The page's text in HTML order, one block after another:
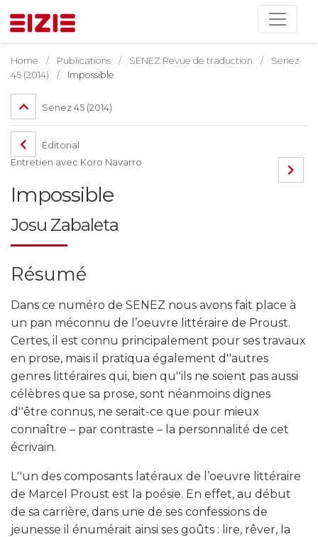
Home Publications SENEZ Revue de traduction
Senez
45 (2014)
Impossible
Senez 45 (2014)
Éditorial
Entretien avec Koro Navarro
Impossible
Josu Zabaleta
Résumé
Dans ce numéro de SENEZ nous avons fait place à
un pan méconnu de l’oeuvre littéraire de Proust.
Certes, il est connu principalement pour ses travaux
en prose, mais il pratiqua également d''autres
genres littéraires qui, bien qu''ils ne soient pas aussi
célèbres que sa prose, sont néanmoins dignes
d''être connus, ne serait-ce que pour mieux
connaître – par contraste – la personnalité de cet
écrivain.
L''un des composants latéraux de l’oeuvre littéraire
de Marcel Proust est la poésie. En effet, au début
de sa carrière, dans une de ses confessions de
jeunesse il énumérait ainsi ses goûts : lire, rêver, la